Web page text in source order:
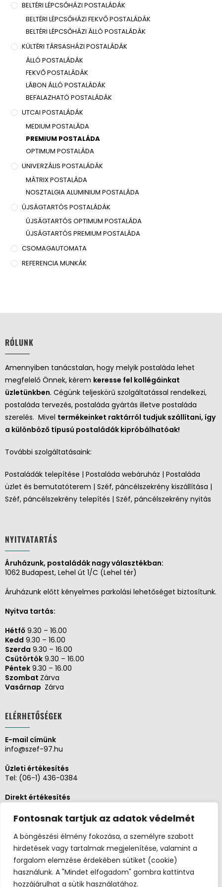
Fontosnak tartjuk az adatok védelmét
A böngészési élmény fokozása, a személyre szabott
hirdetések vagy tartalmak megjelenítése, valamint a
forgalom elemzése érdekében sütiket (cookie)
használunk. A "Mindet elfogadom" gombra kattintva
hozzájárulhat a sütik használatához.
BELTÉRI LÉPCSŐHÁZI POSTALÁDÁK
BELTÉRI LÉPCSŐHÁZI FEKVŐ POSTALÁDÁK
BELTÉRI LÉPCSŐHÁZI ÁLLÓ POSTALÁDÁK
KÜLTÉRI TÁRSASHÁZI POSTALÁDÁK
ÁLLÓ POSTALÁDÁK
FEKVŐ POSTALÁDÁK
LÁBON ÁLLÓ POSTALÁDÁK
BEFALAZHATÓ POSTALÁDÁK
UTCAI POSTALÁDÁK
MEDIUM POSTALÁDA
PREMIUM POSTALÁDA
OPTIMUM POSTALÁDA
UNIVERZÁLIS POSTALÁDÁK
MÁTRIX POSTALÁDA
NOSZTALGIA ALUMINIUM POSTALÁDA
ÚJSÁGTARTÓS POSTALÁDÁK
ÚJSÁGTARTÓS OPTIMUM POSTALÁDA
ÚJSÁGTARTÓS PREMIUM POSTALÁDA
CSOMAGAUTOMATA
REFERENCIA MUNKÁK
RÓLUNK
Amennyiben tanácstalan, hogy melyik postaláda lehet
megfelelő Önnek, kérem keresse fel kollégáinkat
üzletünkben. Cégünk teljeskörű szolgáltatással rendelkezi,
postaláda tervezés, postaláda gyártás illetve postaláda
szerelés. Mivel termékeinket raktárról tudjuk szállítani, így
a különböző típusú postaládák kipróbálhatóak!
További szolgáltatásaink:
Postaládák telepítése | Postaláda webáruház | Postaláda
üzlet és bemutatóterem | Széf, páncélszekrény kiszállítása |
Széf, páncélszekrény telepítés | Széf, páncélszekrény nyitás
NYITVATARTÁS
Áruházunk, postaládák nagy választékban:
1062 Budapest, Lehel út 1/C (Lehel tér)
Áruházunk előtt kényelmes parkolási lehetőséget biztosítunk.
Nyitva tartás:
Hétfő 9.30 – 16.00
Kedd 9.30 – 16.00
Szerda 9.30 – 16.00
Csütörtök 9.30 – 16.00
Péntek 9.30 – 16.00
Szombat Zárva
Vasárnap Zárva
ELÉRHETŐSÉGEK
E-mail címünk
info@szef-97.hu
Üzleti értékesítés
Tel: (06-1) 436-0384
Direkt értékesítés
Adminisztráció, Pénzügy
Tel: (06-1) 430-1930
Szerviz és karbantartás
Tel:(06-20) 326-8654